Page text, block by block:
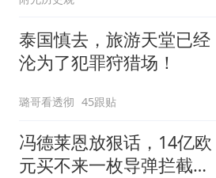
泰国慎去，旅游天堂已经
沦为了犯罪狩猎场！
璐哥看透彻 45跟贴
冯德莱恩放狠话，14亿欧
元买不来一枚导弹拦截！